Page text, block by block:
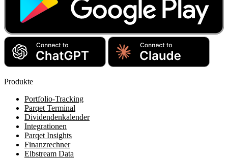
Produkte
Portfolio-Tracking
Parqet Terminal
Dividendenkalender
Integrationen
Parqet Insights
Finanzrechner
Elbstream Data